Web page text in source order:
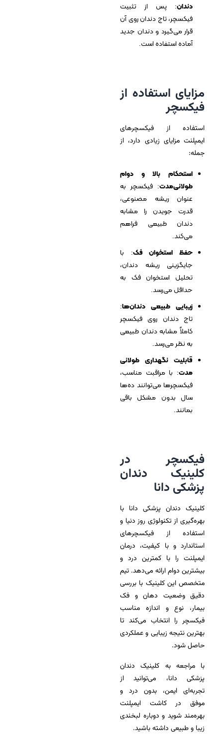
دندان: پس از تثبیت
فیکسچر، تاج دندان روی آن
قرار می‌گیرد و دندان جدید
آماده استفاده است.
مزایای استفاده از
فیکسچر
استفاده از فیکسچرهای
ایمپلنت مزایای زیادی دارد، از
جمله:
استحکام بالا و دوام
طولانی‌مدت: فیکسچر به
عنوان ریشه مصنوعی،
قدرت جویدن را مشابه
دندان طبیعی فراهم
می‌کند.
حفظ استخوان فک: با
جایگزینی ریشه دندان،
تحلیل استخوان فک به
حداقل می‌رسد.
زیبایی طبیعی دندان‌ها:
تاج دندان روی فیکسچر
کاملاً مشابه دندان طبیعی
به نظر می‌رسد.
قابلیت نگهداری طولانی
مدت: با مراقبت مناسب،
فیکسچرها می‌توانند ده‌ها
سال بدون مشکل باقی
بمانند.
فیکسچر در
کلینیک دندان
پزشکی دانا
کلینیک دندان پزشکی دانا با
بهره‌گیری از تکنولوژی روز دنیا و
استفاده از فیکسچرهای
استاندارد و با کیفیت، درمان
ایمپلنت را با کمترین درد و
بیشترین دوام ارائه می‌دهد. تیم
متخصص این کلینیک با بررسی
دقیق وضعیت دهان و فک
بیمار، نوع و اندازه مناسب
فیکسچر را انتخاب می‌کند تا
بهترین نتیجه زیبایی و عملکردی
حاصل شود.
با مراجعه به کلینیک دندان
پزشکی دانا، می‌توانید از
تجربه‌ای ایمن، بدون درد و
موفق در کاشت ایمپلنت
بهره‌مند شوید و دوباره لبخندی
زیبا و طبیعی داشته باشید.